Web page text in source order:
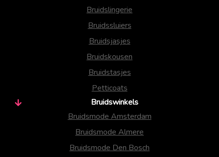
Bruidslingerie
Bruidssluiers
Bruidsjasjes
Bruidskousen
Bruidstasjes
Petticoats
Bruidswinkels
Bruidsmode Amsterdam
Bruidsmode Almere
Bruidsmode Den Bosch